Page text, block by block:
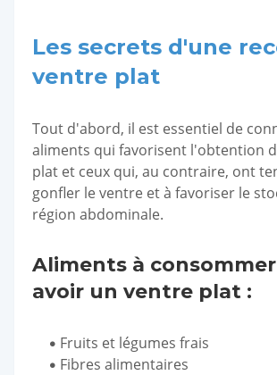
Les secrets d'une
ventre plat
Tout d'abord, il est essentiel de
aliments qui favorisent l'obtention
plat et ceux qui, au contraire, ont
gonfler le ventre et à favoriser le
région abdominale.
Aliments à
avoir un ventre plat :
Fruits et légumes frais
Fibres alimentaires